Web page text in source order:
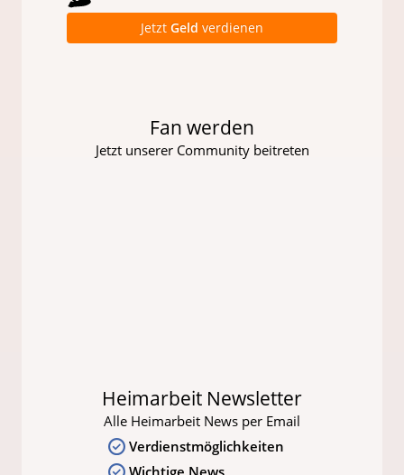
Jetzt Geld verdienen
Fan werden
Jetzt unserer Community beitreten
Heimarbeit Newsletter
Alle Heimarbeit News per Email
Verdienstmöglichkeiten
Wichtige News